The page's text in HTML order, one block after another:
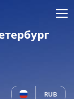
Меню
RUB